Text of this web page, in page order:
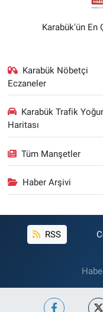
Karabük'ün En
Karabük Nöbetçi
Eczaneler
Karabük Trafik
Haritası
Tüm Manşetler
Haber Arşivi
RSS